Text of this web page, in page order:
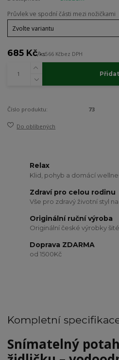
Průvlek ve spodní části mezi nožičkami
685 Kč/ks566 Kčbez DPH
Číslo produktu: 73
Do oblíbených
Relax
Klid, pohyb a domácí
Zdraví pro celou rodinu
Vše pro zdravý životní styl
Originální ruční výroba
Originální české výrobky
Doprava ZDARMA
od 1500Kč
Kompletní
Snímatelný